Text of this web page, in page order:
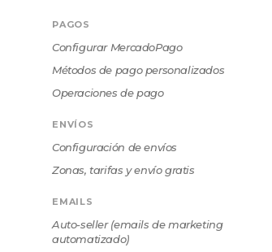
PAGOS
Configurar MercadoPago
Métodos de pago personalizados
Operaciones de pago
ENVÍOS
Configuración de envíos
Zonas, tarifas y envío gratis
EMAILS
Auto-seller (emails de marketing
automatizado)